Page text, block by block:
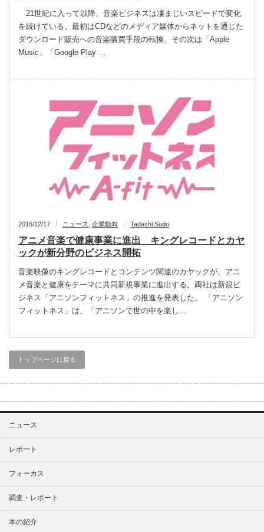
21世紀に入って以降、音楽ビジネスは凄まじいスピードで変化
を続けている。最初はCDなどのメディア媒体からネットを通じた
ダウンロード販売への音楽購買手段の転換、その次は「Apple
Music」「Google Play …
2016/12/17 ニュース 企業動向 Tadashi Sudo
アニメ音楽で健康事業に進出 キングレコードとカヤ
ックが新分野のビジネス開拓
音楽映像のキングレコードとコンテンツ関連のカヤックが、アニ
メ音楽と健康をテーマに共同新規事業に進出する。両社は新規ビ
ジネス「アニソンフィットネス」の推進を発表した。 「アニソン
フィットネス」は、「アニソンで世の中を楽し…
トップページに戻る
ニュース
レポート
フォーカス
調査・レポート
本の紹介